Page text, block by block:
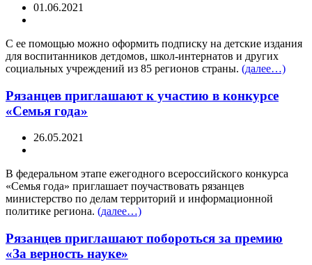
01.06.2021
С ее помощью можно оформить подписку на детские издания
для воспитанников детдомов, школ-интернатов и других
социальных учреждений из 85 регионов страны. (далее…)
Рязанцев приглашают к участию в конкурсе
«Семья года»
26.05.2021
В федеральном этапе ежегодного всероссийского конкурса
«Семья года» приглашает поучаствовать рязанцев
министерство по делам территорий и информационной
политике региона. (далее…)
Рязанцев приглашают побороться за премию
«За верность науке»